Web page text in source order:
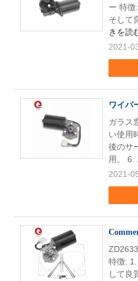
ー 特
そして
きを読
2021-
ワイパ
ガラス
い使用
後のサ
用。 6.
2021-
特徴:
して良